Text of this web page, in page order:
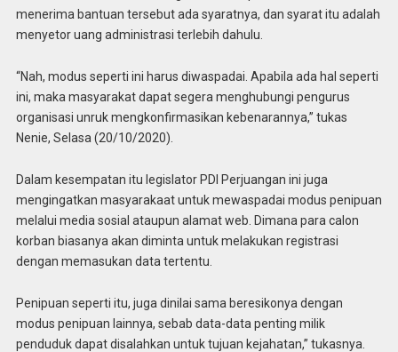
menerima bantuan tersebut ada syaratnya, dan syarat itu adalah
menyetor uang administrasi terlebih dahulu.
“Nah, modus seperti ini harus diwaspadai. Apabila ada hal seperti
ini, maka masyarakat dapat segera menghubungi pengurus
organisasi unruk mengkonfirmasikan kebenarannya,” tukas
Nenie, Selasa (20/10/2020).
Dalam kesempatan itu legislator PDI Perjuangan ini juga
mengingatkan masyarakaat untuk mewaspadai modus penipuan
melalui media sosial ataupun alamat web. Dimana para calon
korban biasanya akan diminta untuk melakukan registrasi
dengan memasukan data tertentu.
Penipuan seperti itu, juga dinilai sama beresikonya dengan
modus penipuan lainnya, sebab data-data penting milik
penduduk dapat disalahkan untuk tujuan kejahatan,” tukasnya.